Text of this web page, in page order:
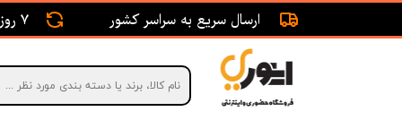
ارسال سریع به سراسر کشور 7 روز ضمانت بازگشت